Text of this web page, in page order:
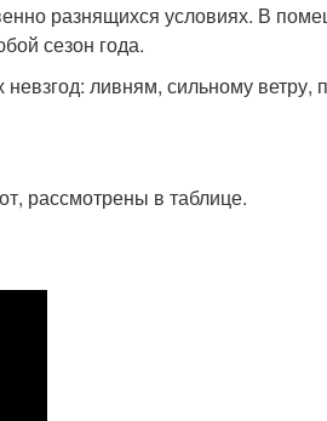
разнящихся условиях. В
сезон года.
ливням, сильному ветру,
рассмотрены в таблице.